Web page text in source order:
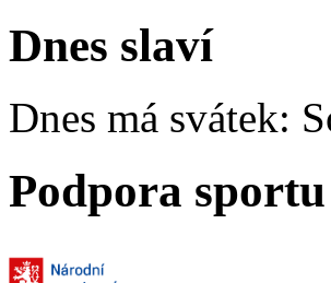
Dnes slaví
Dnes má svátek:
Podpora sportu